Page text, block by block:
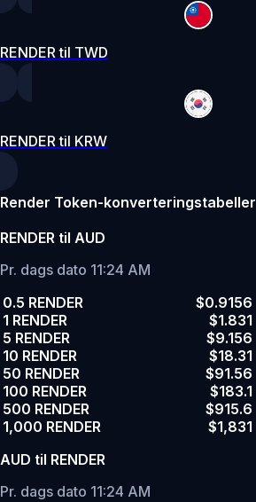
RENDER til TWD
RENDER til KRW
Render Token-konverteringstabeller
RENDER til AUD
Pr. dags dato 11:24 AM
0.5 RENDER
$0.9156
1 RENDER
$1.831
5 RENDER
$9.156
10 RENDER
$18.31
50 RENDER
$91.56
100 RENDER
$183.1
500 RENDER
$915.6
1,000 RENDER
$1,831
AUD til RENDER
Pr. dags dato 11:24 AM